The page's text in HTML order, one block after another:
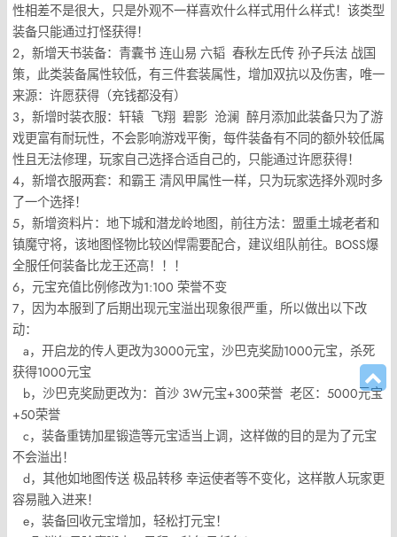
性相差不是很大，只是外观不一样喜欢什么样式用什么样式！该类型
装备只能通过打怪获得！
2，新增天书装备：青囊书 连山易 六韬 春秋左氏传 孙子兵法 战国
策，此类装备属性较低，有三件套装属性，增加双抗以及伤害，唯一
来源：许愿获得（充钱都没有）
3，新增时装衣服：轩辕 飞翔 碧影 沧澜 醉月添加此装备只为了游
戏更富有耐玩性，不会影响游戏平衡，每件装备有不同的额外较低属
性且无法修理，玩家自己选择合适自己的，只能通过许愿获得！
4，新增衣服两套：和霸王 清风甲属性一样，只为玩家选择外观时多
了一个选择！
5，新增资料片：地下城和潜龙岭地图，前往方法：盟重土城老者和
镇魔守将，该地图怪物比较凶悍需要配合，建议组队前往。BOSS爆
全服任何装备比龙王还高！！！
6，元宝充值比例修改为1:100 荣誉不变
7，因为本服到了后期出现元宝溢出现象很严重，所以做出以下改
动：
a，开启龙的传人更改为3000元宝，沙巴克奖励1000元宝，杀死
获得1000元宝
b，沙巴克奖励更改为：首沙 3W元宝+300荣誉 老区：5000元宝
+50荣誉
c，装备重铸加星锻造等元宝适当上调，这样做的目的是为了元宝
不会溢出！
d，其他如地图传送 极品转移 幸运使者等不变化，这样散人玩家更
容易融入进来！
e，装备回收元宝增加，轻松打元宝！